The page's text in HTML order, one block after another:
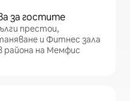
за гостите
престои,
и Фитнес зала
района на Мемфис